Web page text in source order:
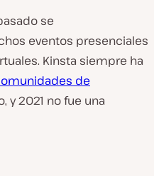
se
eventos presenciales
Kinsta siempre ha
de
y 2021 no fue una